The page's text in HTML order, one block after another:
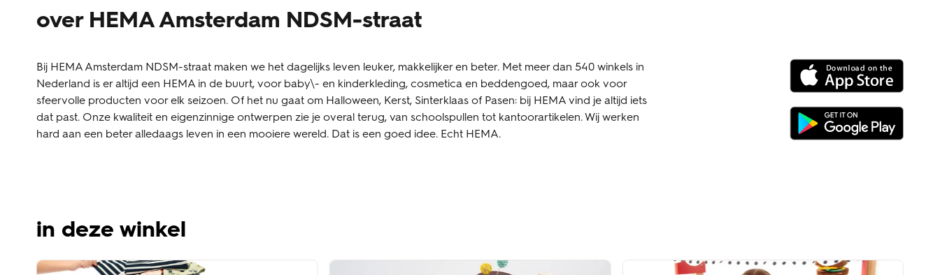
over HEMA Amsterdam NDSM-straat
Bij HEMA Amsterdam NDSM-straat maken we het dagelijks leven leuker, makkelijker en beter. Met meer dan 540 winkels in
Nederland is er altijd een HEMA in de buurt, voor baby\- en kinderkleding, cosmetica en beddengoed, maar ook voor
sfeervolle producten voor elk seizoen. Of het nu gaat om Halloween, Kerst, Sinterklaas of Pasen: bij HEMA vind je altijd iets
dat past. Onze kwaliteit en eigenzinnige ontwerpen zie je overal terug, van schoolspullen tot kantoorartikelen. Wij werken
hard aan een beter alledaags leven in een mooiere wereld. Dat is een goed idee. Echt HEMA.
in deze winkel